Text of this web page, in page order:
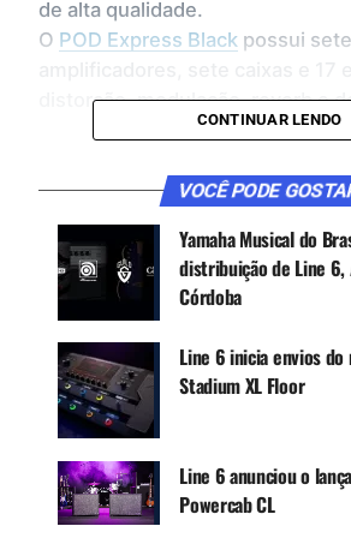
de alta qualidade.
O POD Express Black possui
distorção, modulação, reverb e
um looper integrado. Com
experimentar diferentes
quanto em trânsito, graças à
alimentação com três pilhas AA
adaptador de 9 volts (opcional).
CONTINUAR LENDO
VOCÊ PODE
Yamaha Musical do
distribuição de Line 6,
Córdoba
Line 6 inicia envios do
Stadium XL Floor
Line 6 anunciou o
Powercab CL